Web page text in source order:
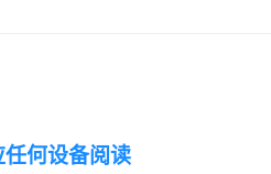
任何设备阅读